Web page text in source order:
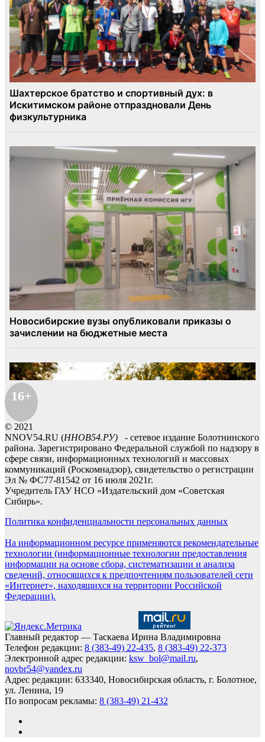
16+
© 2021
NNOV54.RU (ННОВ54.РУ) - сетевое издание Болотнинского
района. Зарегистрировано Федеральной службой по надзору в
сфере связи, информационных технологий и массовых
коммуникаций (Роскомнадзор), свидетельство о регистрации
Эл № ФС77-81542 от 16 июля 2021г.
Учредитель ГАУ НСО «Издательский дом «Советская
Сибирь».
Политика конфиденциальности персональных данных
На информационном ресурсе применяются рекомендательные
технологии (информационные технологии предоставления
информации на основе сбора, систематизации и анализа
сведений, относящихся к предпочтениям пользователей сети
«Интернет», находящихся на территории Российской
Федерации).
Главный редактор — Таскаева Ирина Владимировна
Телефон редакции: 8 (383-49) 22-435, 8 (383-49) 22-373
Электронной адрес редакции: ksw_bol@mail.ru,
novbr54@yandex.ru
Адрес редакции: 633340, Новосибирская область, г. Болотное,
ул. Ленина, 19
По вопросам рекламы: 8 (383-49) 21-432